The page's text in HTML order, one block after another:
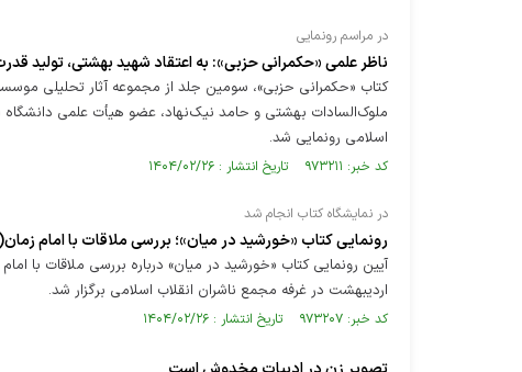
در مراسم رونمایی
ناظر علمی «حکمرانی حزبی»: به اعتقاد شهید بهشتی، تولید
کتاب «حکمرانی حزبی»، سومین جلد از مجموعه آثار تحلیلی
اسلامی رونمایی شد.
کد خبر: ۹۷۳۲۱۱ تاریخ انتشار : ۱۴۰۴/۰۲/۲۶
در نمایشگاه کتاب انجام شد
رونمایی کتاب «خورشید در میان»؛ بررسی ملاقات با امام
ارديبهشت در غرفه مجمع ناشران انقلاب اسلامی برگزار شد.
کد خبر: ۹۷۳۲۰۷ تاریخ انتشار : ۱۴۰۴/۰۲/۲۶